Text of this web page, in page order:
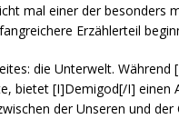
mal einer der besonders
Erzählerteil
die Unterwelt.
bietet [I]Demigod[/I] einen
der Unseren und